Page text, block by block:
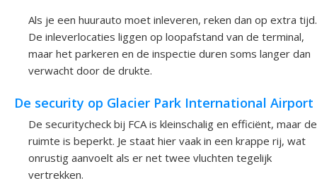
Als je een huurauto moet inleveren, reken dan op extra tijd.
De inleverlocaties liggen op loopafstand van de terminal,
maar het parkeren en de inspectie duren soms langer dan
verwacht door de drukte.
De security op Glacier Park International Airport
De securitycheck bij FCA is kleinschalig en efficiënt, maar de
ruimte is beperkt. Je staat hier vaak in een krappe rij, wat
onrustig aanvoelt als er net twee vluchten tegelijk
vertrekken.